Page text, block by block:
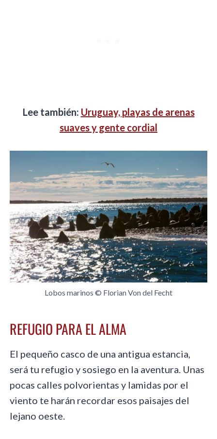
Lee también: Uruguay, playas de arenas
suaves y gente cordial
Lobos marinos © Florian Von del Fecht
REFUGIO PARA EL ALMA
El pequeño casco de una antigua estancia,
será tu refugio y sosiego en la aventura. Unas
pocas calles polvorientas y lamidas por el
viento te harán recordar esos paisajes del
lejano oeste.